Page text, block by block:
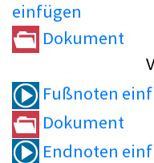
einfügen
Dokument
Fußnoten
Dokument
Endnoten